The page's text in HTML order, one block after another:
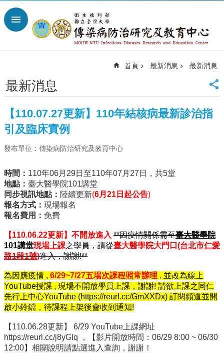
跳到主要內容區塊
進
首
頁
大
首
頁
網
導
覽
聯
絡
資
雙
語
詞
彙
English
最
消
息
首頁 最新消息 最新消息
最新消息
【110.07.27更新】110年結核病最新診治指
引及臨床實例
發布單位：傳染病防治研究及教育中心
時間： 110年06月29日至110年07月27日，共5堂
地點： 臺大醫學院101講堂
同步視訊地點： 陸續更新(6月21日起公告)
報名方式： 現場報名
報名費用： 免費
【110.06.22更新】不開放進入 **因疫情關係需至臺大醫學院
101講堂現場上課之學員，請從臺大醫學院大門口(台北市仁愛
路1段1號)進入，謝謝!**
為因應疫情 , 6/29~7/27五場次課程照常辦理 , 並改為線上
YouTube授課 , 現場不開放學員上課，謝謝! 請欲上課之同仁
先行上中心YouTube (https://reurl.cc/GmXXDx) 訂閱頻道並開
啟小鈴鐺，待課程上架後會收到通知!
【110.06.28更新】 6/29 YouTube上課網址
https://reurl.cc/j8yGlq ，【影片開放時間：06/29 8:00 ~ 06/30
12:00】相關說明請點選進入查詢，謝謝！